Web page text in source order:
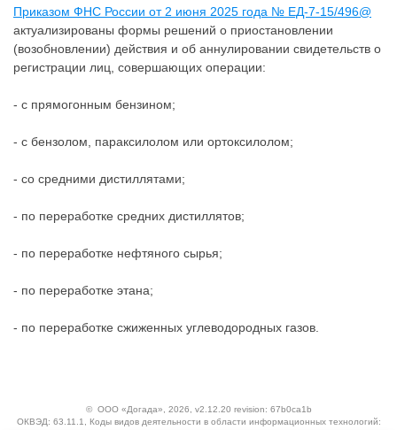
Приказом ФНС России от 2 июня 2025 года № ЕД-7-15/496@
актуализированы формы решений о приостановлении
(возобновлении) действия и об аннулировании свидетельств о
регистрации лиц, совершающих операции:
- с прямогонным бензином;
- с бензолом, параксилолом или ортоксилолом;
- со средними дистиллятами;
- по переработке средних дистиллятов;
- по переработке нефтяного сырья;
- по переработке этана;
- по переработке сжиженных углеводородных газов.
© ООО «Догада» , 2026, v2.12.20 revision: 67b0ca1b
ОКВЭД: 63.11.1, Коды видов деятельности в области информационных технологий: